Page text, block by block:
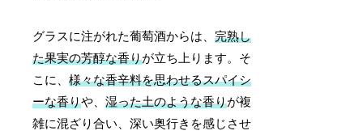
グラスに注がれた葡萄酒からは、完熟し
た果実の芳醇な香りが立ち上ります。そ
こに、様々な香辛料を思わせるスパイシ
ーな香りや、湿った土のような香りが複
雑に混ざり合い、深い奥行きを感じさせ